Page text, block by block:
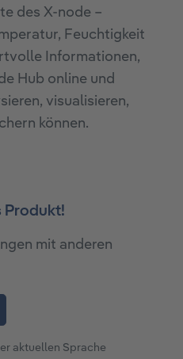
des X-node –
Feuchtigkeit
Informationen,
Hub online und
visualisieren,
können.
von 0 von 5 Sternen
Produkt!
mit anderen
aktuellen Sprache